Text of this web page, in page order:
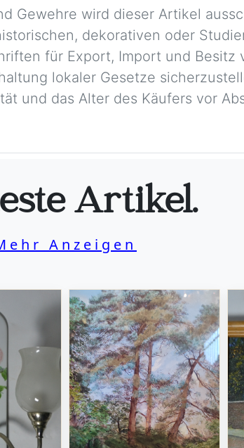
Gewehre wird dieser Artikel
dekorativen oder
für Export, Import und Besitz
lokaler Gesetze
und das Alter des Käufers vor
Artikel.
Anzeigen